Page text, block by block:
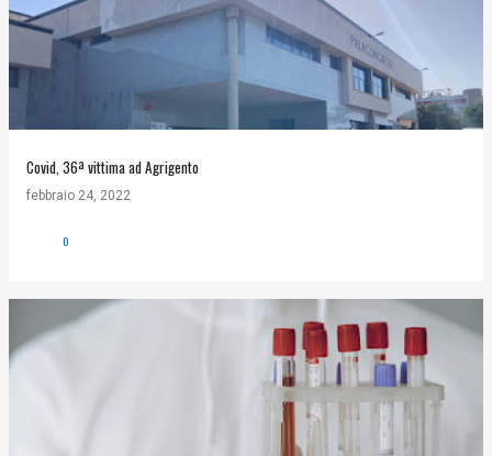
Covid, 36ª vittima ad Agrigento
febbraio 24, 2022
0